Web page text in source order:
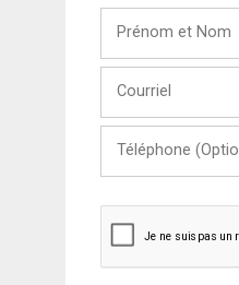
Nom
(Optionnel)